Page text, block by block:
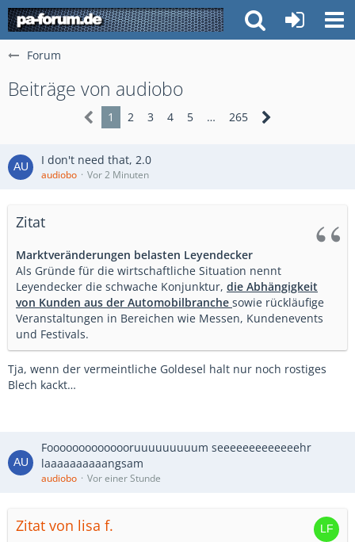
Forum
Beiträge von audiobo
1 2 3 4 5 … 265
I don't need that, 2.0
audiobo Vor 2 Minuten
Zitat
Marktveränderungen belasten Leyendecker
Als Gründe für die wirtschaftliche Situation nennt
Leyendecker die schwache Konjunktur, die Abhängigkeit
von Kunden aus der Automobilbranche sowie rückläufige
Veranstaltungen in Bereichen wie Messen, Kundenevents
und Festivals.
Tja, wenn der vermeintliche Goldesel halt nur noch rostiges
Blech kackt…
Foooooooooooooruuuuuuuuum seeeeeeeeeeeeehr
laaaaaaaaaangsam
audiobo Vor einer Stunde
Zitat von lisa f.